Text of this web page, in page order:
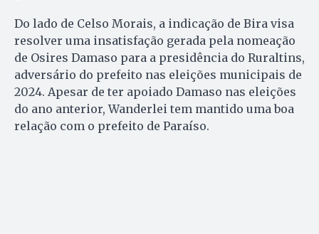
Do lado de Celso Morais, a indicação de Bira visa
resolver uma insatisfação gerada pela nomeação
de Osires Damaso para a presidência do Ruraltins,
adversário do prefeito nas eleições municipais de
2024. Apesar de ter apoiado Damaso nas eleições
do ano anterior, Wanderlei tem mantido uma boa
relação com o prefeito de Paraíso.